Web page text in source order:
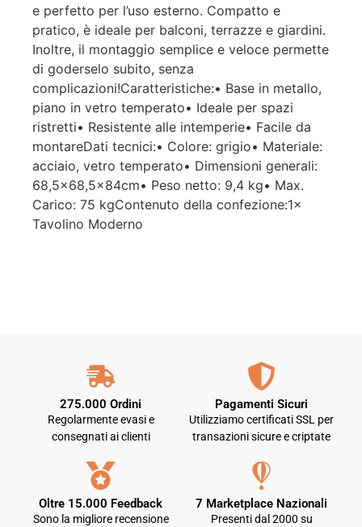
e perfetto per l’uso esterno. Compatto e
pratico, è ideale per balconi, terrazze e giardini.
Inoltre, il montaggio semplice e veloce permette
di goderselo subito, senza
complicazioni!Caratteristiche:• Base in metallo,
piano in vetro temperato• Ideale per spazi
ristretti• Resistente alle intemperie• Facile da
montareDati tecnici:• Colore: grigio• Materiale:
acciaio, vetro temperato• Dimensioni generali:
68,5×68,5x84cm• Peso netto: 9,4 kg• Max.
Carico: 75 kgContenuto della confezione:1×
Tavolino Moderno
275.000 Ordini
Regolarmente evasi e
consegnati ai clienti
Pagamenti Sicuri
Utilizziamo certificati SSL per
transazioni sicure e criptate
Oltre 15.000 Feedback
Sono la migliore recensione
7 Marketplace Nazionali
Presenti dal 2000 su